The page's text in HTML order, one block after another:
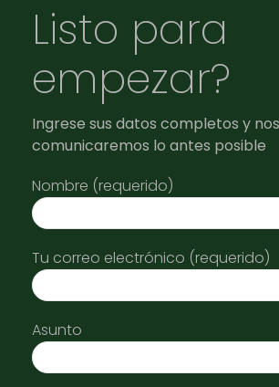
Listo para
empezar?
Ingrese sus datos completos y nos
comunicaremos lo antes posible
Nombre (requerido)
Tu correo electrónico (requerido)
Asunto